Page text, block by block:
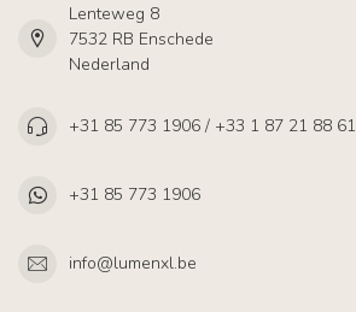
Lenteweg 8
7532 RB Enschede
Nederland
+31 85 773 1906 / +33 1 87 21 88 61
+31 85 773 1906
info@lumenxl.be